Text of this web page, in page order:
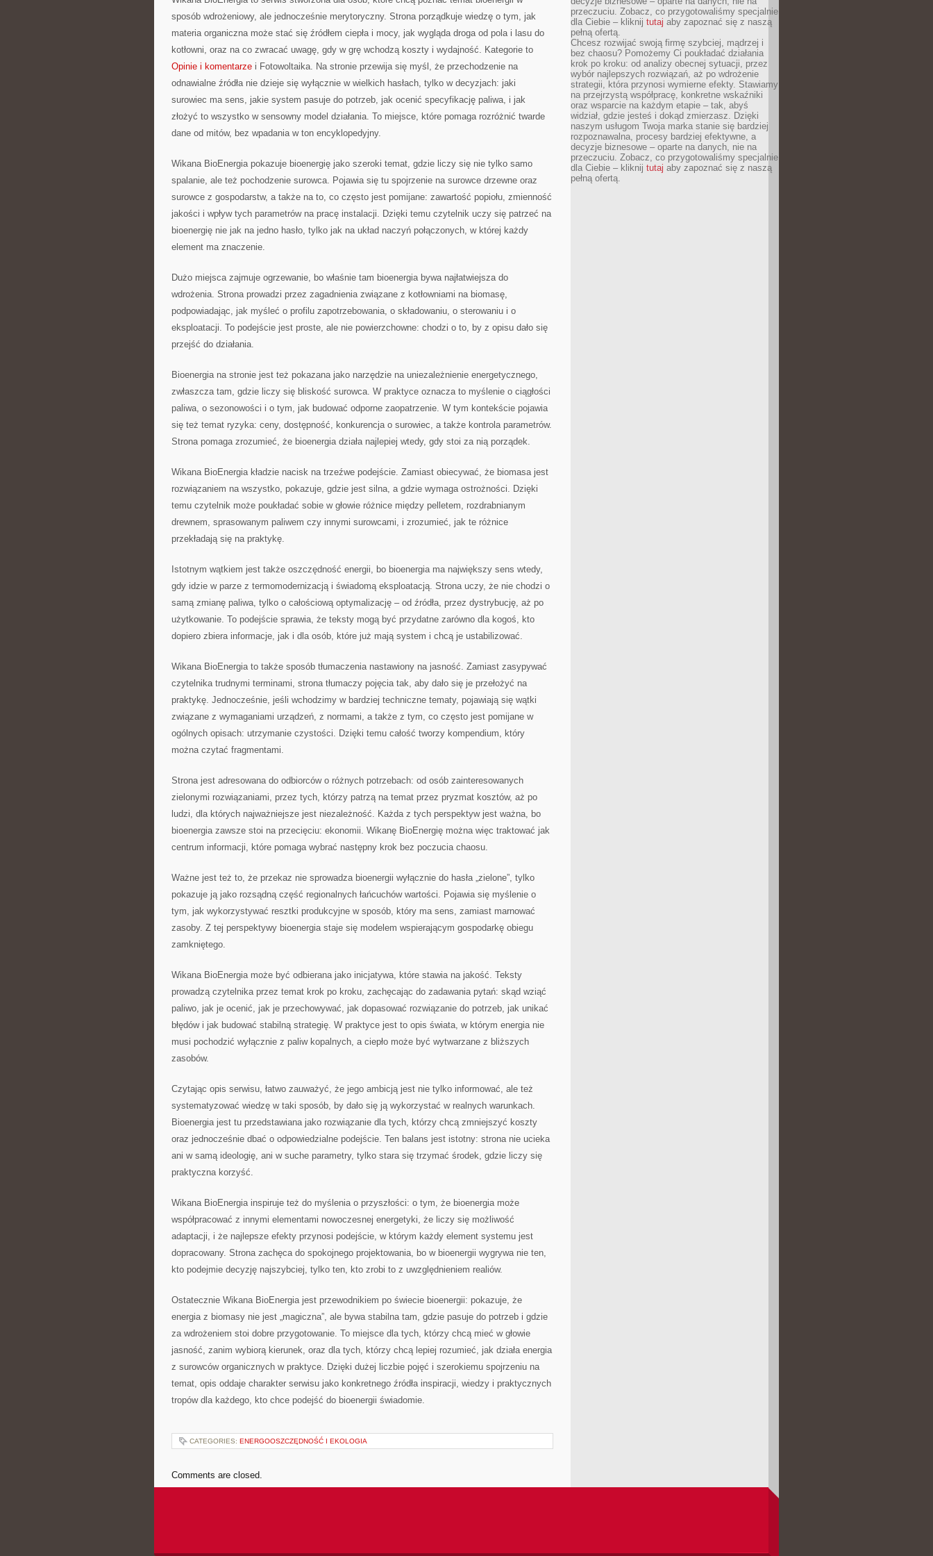
sposób wdrożeniowy, ale jednocześnie merytoryczny. Strona porządkuje wiedzę o tym, jak
materia organiczna może stać się źródłem ciepła i mocy, jak wygląda droga od pola i lasu do
kotłowni, oraz na co zwracać uwagę, gdy w grę wchodzą koszty i wydajność. Kategorie to
Opinie i komentarze i Fotowoltaika. Na stronie przewija się myśl, że przechodzenie na
odnawialne źródła nie dzieje się wyłącznie w wielkich hasłach, tylko w decyzjach: jaki
surowiec ma sens, jakie system pasuje do potrzeb, jak ocenić specyfikację paliwa, i jak
złożyć to wszystko w sensowny model działania. To miejsce, które pomaga rozróżnić twarde
dane od mitów, bez wpadania w ton encyklopedyjny.
Wikana BioEnergia pokazuje bioenergię jako szeroki temat, gdzie liczy się nie tylko samo
spalanie, ale też pochodzenie surowca. Pojawia się tu spojrzenie na surowce drzewne oraz
surowce z gospodarstw, a także na to, co często jest pomijane: zawartość popiołu, zmienność
jakości i wpływ tych parametrów na pracę instalacji. Dzięki temu czytelnik uczy się patrzeć na
bioenergię nie jak na jedno hasło, tylko jak na układ naczyń połączonych, w której każdy
element ma znaczenie.
Dużo miejsca zajmuje ogrzewanie, bo właśnie tam bioenergia bywa najłatwiejsza do
wdrożenia. Strona prowadzi przez zagadnienia związane z kotłowniami na biomasę,
podpowiadając, jak myśleć o profilu zapotrzebowania, o składowaniu, o sterowaniu i o
eksploatacji. To podejście jest proste, ale nie powierzchowne: chodzi o to, by z opisu dało się
przejść do działania.
Bioenergia na stronie jest też pokazana jako narzędzie na uniezależnienie energetycznego,
zwłaszcza tam, gdzie liczy się bliskość surowca. W praktyce oznacza to myślenie o ciągłości
paliwa, o sezonowości i o tym, jak budować odporne zaopatrzenie. W tym kontekście pojawia
się też temat ryzyka: ceny, dostępność, konkurencja o surowiec, a także kontrola parametrów.
Strona pomaga zrozumieć, że bioenergia działa najlepiej wtedy, gdy stoi za nią porządek.
Wikana BioEnergia kładzie nacisk na trzeźwe podejście. Zamiast obiecywać, że biomasa jest
rozwiązaniem na wszystko, pokazuje, gdzie jest silna, a gdzie wymaga ostrożności. Dzięki
temu czytelnik może poukładać sobie w głowie różnice między pelletem, rozdrabnianym
drewnem, sprasowanym paliwem czy innymi surowcami, i zrozumieć, jak te różnice
przekładają się na praktykę.
Istotnym wątkiem jest także oszczędność energii, bo bioenergia ma największy sens wtedy,
gdy idzie w parze z termomodernizacją i świadomą eksploatacją. Strona uczy, że nie chodzi o
samą zmianę paliwa, tylko o całościową optymalizację – od źródła, przez dystrybucję, aż po
użytkowanie. To podejście sprawia, że teksty mogą być przydatne zarówno dla kogoś, kto
dopiero zbiera informacje, jak i dla osób, które już mają system i chcą je ustabilizować.
Wikana BioEnergia to także sposób tłumaczenia nastawiony na jasność. Zamiast zasypywać
czytelnika trudnymi terminami, strona tłumaczy pojęcia tak, aby dało się je przełożyć na
praktykę. Jednocześnie, jeśli wchodzimy w bardziej techniczne tematy, pojawiają się wątki
związane z wymaganiami urządzeń, z normami, a także z tym, co często jest pomijane w
ogólnych opisach: utrzymanie czystości. Dzięki temu całość tworzy kompendium, który
można czytać fragmentami.
Strona jest adresowana do odbiorców o różnych potrzebach: od osób zainteresowanych
zielonymi rozwiązaniami, przez tych, którzy patrzą na temat przez pryzmat kosztów, aż po
ludzi, dla których najważniejsze jest niezależność. Każda z tych perspektyw jest ważna, bo
bioenergia zawsze stoi na przecięciu: ekonomii. Wikanę BioEnergię można więc traktować jak
centrum informacji, które pomaga wybrać następny krok bez poczucia chaosu.
Ważne jest też to, że przekaz nie sprowadza bioenergii wyłącznie do hasła „zielone”, tylko
pokazuje ją jako rozsądną część regionalnych łańcuchów wartości. Pojawia się myślenie o
tym, jak wykorzystywać resztki produkcyjne w sposób, który ma sens, zamiast marnować
zasoby. Z tej perspektywy bioenergia staje się modelem wspierającym gospodarkę obiegu
zamkniętego.
Wikana BioEnergia może być odbierana jako inicjatywa, które stawia na jakość. Teksty
prowadzą czytelnika przez temat krok po kroku, zachęcając do zadawania pytań: skąd wziąć
paliwo, jak je ocenić, jak je przechowywać, jak dopasować rozwiązanie do potrzeb, jak unikać
błędów i jak budować stabilną strategię. W praktyce jest to opis świata, w którym energia nie
musi pochodzić wyłącznie z paliw kopalnych, a ciepło może być wytwarzane z bliższych
zasobów.
Czytając opis serwisu, łatwo zauważyć, że jego ambicją jest nie tylko informować, ale też
systematyzować wiedzę w taki sposób, by dało się ją wykorzystać w realnych warunkach.
Bioenergia jest tu przedstawiana jako rozwiązanie dla tych, którzy chcą zmniejszyć koszty
oraz jednocześnie dbać o odpowiedzialne podejście. Ten balans jest istotny: strona nie ucieka
ani w samą ideologię, ani w suche parametry, tylko stara się trzymać środek, gdzie liczy się
praktyczna korzyść.
Wikana BioEnergia inspiruje też do myślenia o przyszłości: o tym, że bioenergia może
współpracować z innymi elementami nowoczesnej energetyki, że liczy się możliwość
adaptacji, i że najlepsze efekty przynosi podejście, w którym każdy element systemu jest
dopracowany. Strona zachęca do spokojnego projektowania, bo w bioenergii wygrywa nie ten,
kto podejmie decyzję najszybciej, tylko ten, kto zrobi to z uwzględnieniem realiów.
Ostatecznie Wikana BioEnergia jest przewodnikiem po świecie bioenergii: pokazuje, że
energia z biomasy nie jest „magiczna”, ale bywa stabilna tam, gdzie pasuje do potrzeb i gdzie
za wdrożeniem stoi dobre przygotowanie. To miejsce dla tych, którzy chcą mieć w głowie
jasność, zanim wybiorą kierunek, oraz dla tych, którzy chcą lepiej rozumieć, jak działa energia
z surowców organicznych w praktyce. Dzięki dużej liczbie pojęć i szerokiemu spojrzeniu na
temat, opis oddaje charakter serwisu jako konkretnego źródła inspiracji, wiedzy i praktycznych
tropów dla każdego, kto chce podejść do bioenergii świadomie.
CATEGORIES: ENERGOOSZCZĘDNOŚĆ I EKOLOGIA
Comments are closed.
przeczuciu. Zobacz, co przygotowaliśmy specjalnie
dla Ciebie – kliknij tutaj aby zapoznać się z naszą
pełną ofertą.
Chcesz rozwijać swoją firmę szybciej, mądrzej i
bez chaosu? Pomożemy Ci poukładać działania
krok po kroku: od analizy obecnej sytuacji, przez
wybór najlepszych rozwiązań, aż po wdrożenie
strategii, która przynosi wymierne efekty. Stawiamy
na przejrzystą współpracę, konkretne wskaźniki
oraz wsparcie na każdym etapie – tak, abyś
widział, gdzie jesteś i dokąd zmierzasz. Dzięki
naszym usługom Twoja marka stanie się bardziej
rozpoznawalna, procesy bardziej efektywne, a
decyzje biznesowe – oparte na danych, nie na
przeczuciu. Zobacz, co przygotowaliśmy specjalnie
dla Ciebie – kliknij tutaj aby zapoznać się z naszą
pełną ofertą.